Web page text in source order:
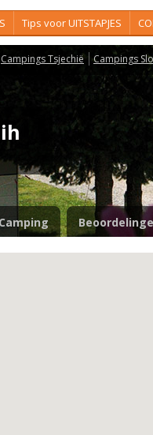
Tips voor UITSTAPJES
Campings Tsjechië Campings
Camping